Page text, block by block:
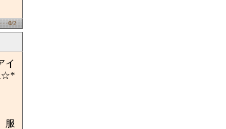
･･0/2
イ
☆*
服